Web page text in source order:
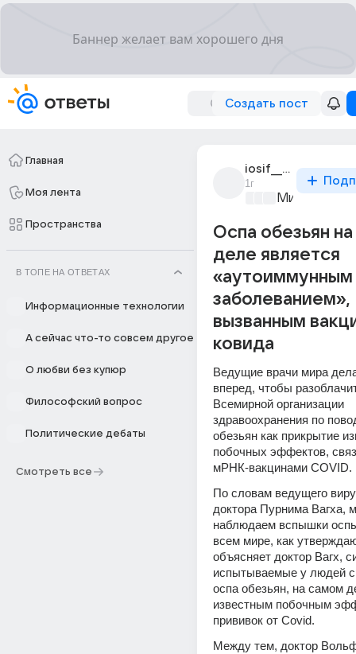
Создать пост
Главная
Моя лента
Пространства
В ТОПЕ НА ОТВЕТАХ
Информационные технологии
А сейчас что-то совсем другое
О любви без купюр
Философский вопрос
Политические дебаты
Смотреть все
iosif__stalin
1г
Мир
Оспа обезьян
деле является
«аутоиммунным
заболеванием»,
вызванным
ковида
Ведущие врачи мира
вперед, чтобы
Всемирной организации
здравоохранения по
обезьян как прикрытие
побочных эффектов,
мРНК-вакцинами COVID.
По словам ведущего
доктора Пурнима Вагха,
наблюдаем вспышки
всем мире, как
объясняет доктор Вагх,
испытываемые у людей с
оспа обезьян, на самом
известным побочным
прививок от Covid.
Между тем, доктор